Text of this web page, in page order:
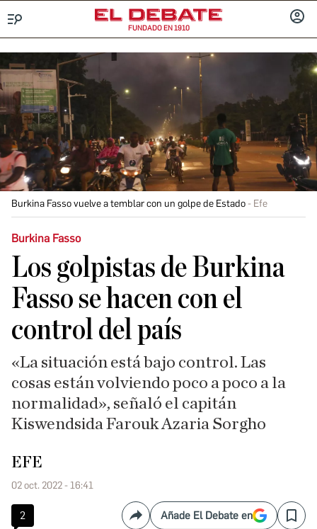
FUNDADO EN 1910
Burkina Fasso vuelve a temblar con un golpe de Estado Efe
Burkina Fasso
Los golpistas de Burkina
Fasso se hacen con el
control del país
«La situación está bajo control. Las
cosas están volviendo poco a poco a la
normalidad», señaló el capitán
Kiswendsida Farouk Azaria Sorgho
EFE
02 oct. 2022 - 16:41
2 CompartirAñade El Debate en Save